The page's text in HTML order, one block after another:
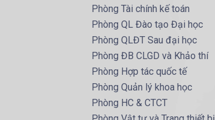
Phòng Tài chính kế toán
Phòng QL Đào tạo Đại học
Phòng QLĐT Sau đại học
Phòng ĐB CLGD và Khảo thí
Phòng Hợp tác quốc tế
Phòng Quản lý khoa học
Phòng HC & CTCT